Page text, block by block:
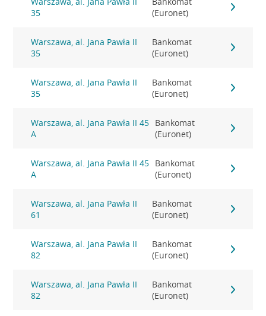
35
(Euronet)
Warszawa, al. Jana Pawła II
35
Bankomat
(Euronet)
Warszawa, al. Jana Pawła II
35
Bankomat
(Euronet)
Warszawa, al. Jana Pawła II 45
A
Bankomat
(Euronet)
Warszawa, al. Jana Pawła II 45
A
Bankomat
(Euronet)
Warszawa, al. Jana Pawła II
61
Bankomat
(Euronet)
Warszawa, al. Jana Pawła II
82
Bankomat
(Euronet)
Warszawa, al. Jana Pawła II
82
Bankomat
(Euronet)